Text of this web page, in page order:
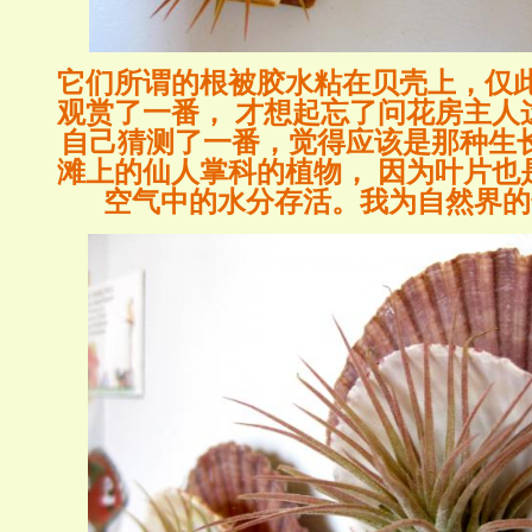
它们所谓的根被胶水粘在贝壳上，仅
观赏了一番， 才想起忘了问花房主人
自己猜测了一番，觉得应该是那种生
滩上的仙人掌科的植物， 因为叶片也
空气中的水分存活。我为自然界